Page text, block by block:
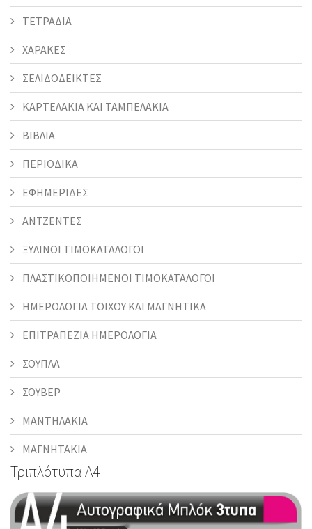
ΤΕΤΡΑΔΙΑ
ΧΑΡΑΚΕΣ
ΣΕΛΙΔΟΔΕΙΚΤΕΣ
ΚΑΡΤΕΛΑΚΙΑ ΚΑΙ ΤΑΜΠΕΛΑΚΙΑ
ΒΙΒΛΙΑ
ΠΕΡΙΟΔΙΚΑ
ΕΦΗΜΕΡΙΔΕΣ
ΑΝΤΖΕΝΤΕΣ
ΞΥΛΙΝΟΙ ΤΙΜΟΚΑΤΑΛΟΓΟΙ
ΠΛΑΣΤΙΚΟΠΟΙΗΜΕΝΟΙ ΤΙΜΟΚΑΤΑΛΟΓΟΙ
ΗΜΕΡΟΛΟΓΙΑ ΤΟΙΧΟΥ ΚΑΙ ΜΑΓΝΗΤΙΚΑ
ΕΠΙΤΡΑΠΕΖΙΑ ΗΜΕΡΟΛΟΓΙΑ
ΣΟΥΠΛΑ
ΣΟΥΒΕΡ
ΜΑΝΤΗΛΑΚΙΑ
ΜΑΓΝΗΤΑΚΙΑ
Τριπλότυπα Α4